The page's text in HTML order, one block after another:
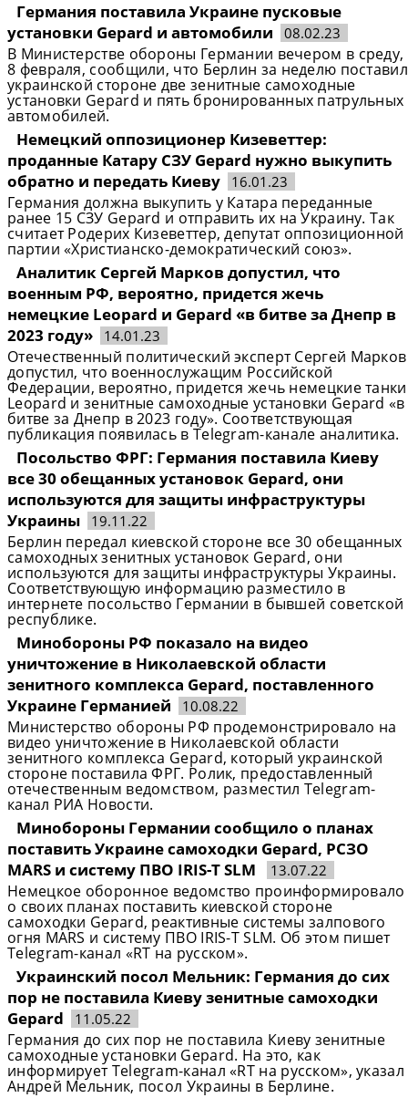
Германия поставила Украине пусковые
установки Gepard и автомобили
08.02.23
В Министерстве обороны Германии вечером в среду,
8 февраля, сообщили, что Берлин за неделю поставил
украинской стороне две зенитные самоходные
установки Gepard и пять бронированных патрульных
автомобилей.
Немецкий оппозиционер Кизеветтер:
проданные Катару СЗУ Gepard нужно выкупить
обратно и передать Киеву
16.01.23
Германия должна выкупить у Катара переданные
ранее 15 СЗУ Gepard и отправить их на Украину. Так
считает Родерих Кизеветтер, депутат оппозиционной
партии «Христианско-демократический союз».
Аналитик Сергей Марков допустил, что
военным РФ, вероятно, придется жечь
немецкие Leopard и Gepard «в битве за Днепр в
2023 году»
14.01.23
Отечественный политический эксперт Сергей Марков
допустил, что военнослужащим Российской
Федерации, вероятно, придется жечь немецкие танки
Leopard и зенитные самоходные установки Gepard «в
битве за Днепр в 2023 году». Соответствующая
публикация появилась в Telegram-канале аналитика.
Посольство ФРГ: Германия поставила Киеву
все 30 обещанных установок Gepard, они
используются для защиты инфраструктуры
Украины
19.11.22
Берлин передал киевской стороне все 30 обещанных
самоходных зенитных установок Gepard, они
используются для защиты инфраструктуры Украины.
Соответствующую информацию разместило в
интернете посольство Германии в бывшей советской
республике.
Минобороны РФ показало на видео
уничтожение в Николаевской области
зенитного комплекса Gepard, поставленного
Украине Германией
10.08.22
Министерство обороны РФ продемонстрировало на
видео уничтожение в Николаевской области
зенитного комплекса Gepard, который украинской
стороне поставила ФРГ. Ролик, предоставленный
отечественным ведомством, разместил Telegram-
канал РИА Новости.
Минобороны Германии сообщило о планах
поставить Украине самоходки Gepard, РСЗО
MARS и систему ПВО IRIS-T SLM
13.07.22
Немецкое оборонное ведомство проинформировало
о своих планах поставить киевской стороне
самоходки Gepard, реактивные системы залпового
огня MARS и систему ПВО IRIS-T SLM. Об этом пишет
Telegram-канал «RT на русском».
Украинский посол Мельник: Германия до сих
пор не поставила Киеву зенитные самоходки
Gepard
11.05.22
Германия до сих пор не поставила Киеву зенитные
самоходные установки Gepard. На это, как
информирует Telegram-канал «RT на русском», указал
Андрей Мельник, посол Украины в Берлине.